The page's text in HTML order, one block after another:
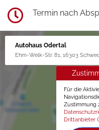
Termin nach
Autohaus Odertal
Ehm-Welk-Str. 81, 16303
Für die
Zustimmung
Drittanbieter